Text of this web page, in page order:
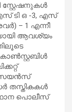
സ്റ്റേഷനുകള്‍
ടി ഒ -3, എസ്
– 1 എന്നീ
ആവശ്യം
സയന്‍സ്
തസ്തികകള്‍
പൊലീസ്